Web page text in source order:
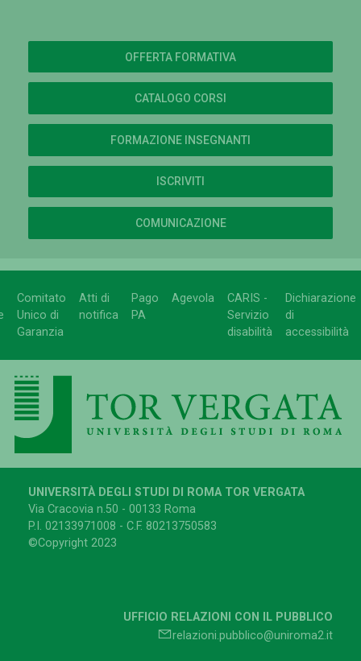
OFFERTA FORMATIVA
CATALOGO CORSI
FORMAZIONE INSEGNANTI
ISCRIVITI
COMUNICAZIONE
Comitato
Unico di
Garanzia
Atti di
notifica
Pago
PA
Agevola
CARIS -
Servizio
disabilità
Dichiarazione
di
accessibilità
UNIVERSITÀ DEGLI STUDI DI ROMA TOR VERGATA
Via Cracovia n.50 - 00133 Roma
P.I. 02133971008 - C.F. 80213750583
©Copyright 2023
UFFICIO RELAZIONI CON IL PUBBLICO
relazioni.pubblico@uniroma2.it